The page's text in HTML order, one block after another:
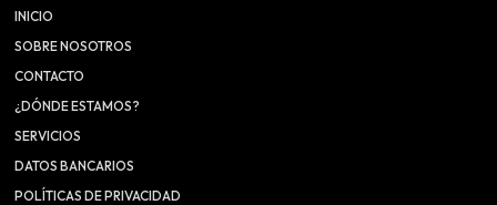
INICIO
SOBRE NOSOTROS
CONTACTO
¿DÓNDE ESTAMOS?
SERVICIOS
DATOS BANCARIOS
POLÍTICAS DE PRIVACIDAD